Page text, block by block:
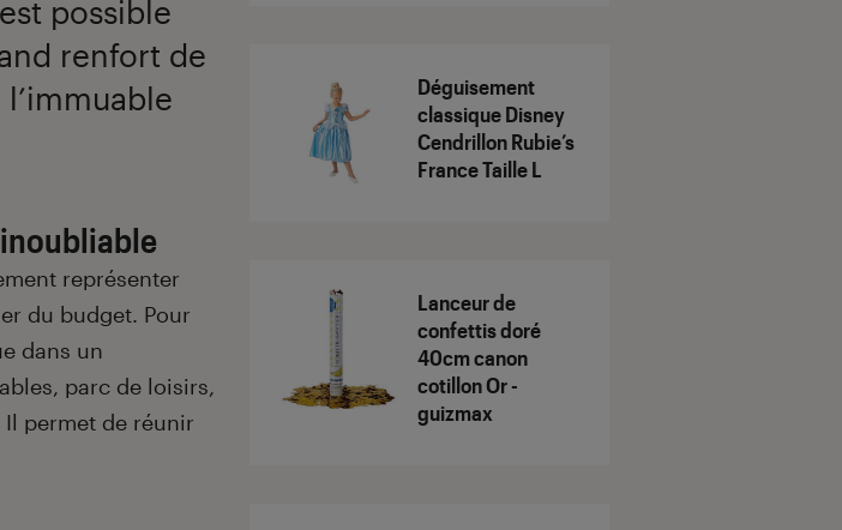
possible
renfort de
représenter
du budget. Pour
dans un
parc de loisirs,
Il permet de réunir
Déguisement
classique Disney
Cendrillon Rubie’s
France Taille L
Lanceur de
confettis doré
40cm canon
cotillon Or -
guizmax